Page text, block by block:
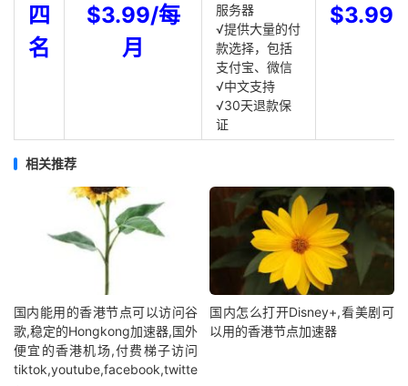
四
名
$3.99/每
月
服务器
√提供大量的付
款选择，包括
支付宝、微信
√中文支持
√30天退款保
证
$3.99
相关推荐
国内能用的香港节点可以访问谷
歌,稳定的Hongkong加速器,国外
便宜的香港机场,付费梯子访问
tiktok,youtube,facebook,twitte
国内怎么打开Disney+,看美剧可
以用的香港节点加速器